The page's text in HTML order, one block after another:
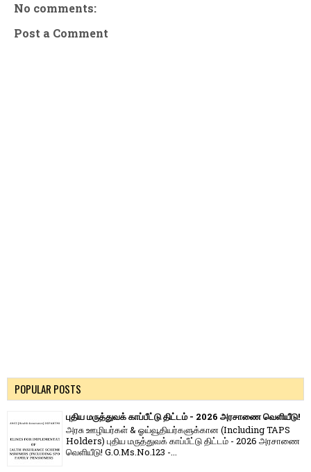
No comments:
Post a Comment
POPULAR POSTS
புதிய மருத்துவக் காப்பீட்டு திட்டம் - 2026 அரசாணை வெளியீடு!
அரசு ஊழியர்கள் & ஓய்வூதியர்களுக்கான (Including TAPS
Holders) புதிய மருத்துவக் காப்பீட்டு திட்டம் - 2026 அரசாணை
வெளியீடு! G.O.Ms.No.123 -...